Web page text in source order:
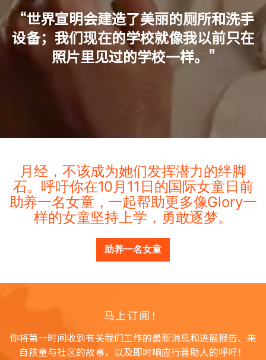
“世界宣明会建造了美丽的厕所和洗手
设备；我们现在的学校就像我以前只在
照片里见过的学校一样。"
月经，不该成为她们发挥潜力的绊脚
石。呼吁你在10月11日的国际女童日前
助养一名女童，一起帮助更多像Glory一
样的女童坚持上学，勇敢逐梦。
助养一名女童
马上订阅！
你将第一时间收到有关我们工作的最新消息和进展报告、来
自孩童与社区的故事，以及即时响应行善助人的呼吁！